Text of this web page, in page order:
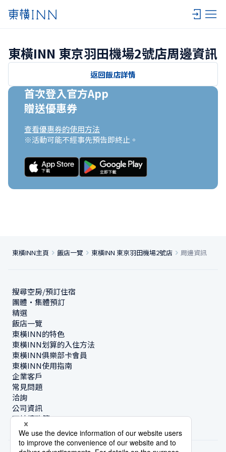
東橫INN 東京羽田機場2號店周邊資訊
返回飯店詳情
首次登入官方App
贈送優惠券
查看優惠券的使用方法
※活動可能不經事先預告即終止。
東橫INN主頁 飯店一覽 東橫INN 東京羽田機場2號店 周邊資訊
搜尋空房/預訂住宿
團體・集體預訂
精選
飯店一覽
東橫INN的特色
東橫INN划算的入住方法
東橫INN俱樂部卡會員
東橫INN使用指南
企業客戶
常見問題
洽詢
公司資訊
可持續政策